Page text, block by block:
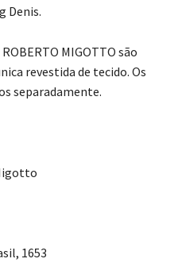
Denis.
MIGOTTO são
revestida de tecido. Os
separadamente.
1653